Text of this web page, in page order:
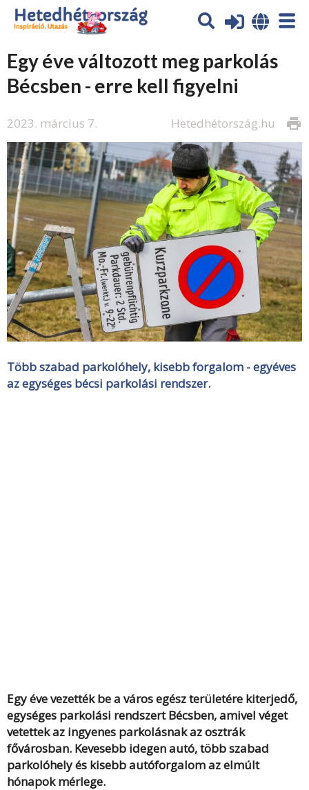
Egy éve változott meg parkolás
Bécsben - erre kell figyelni
2023. március 7. print
Hetedhétország.hu
Több szabad parkolóhely, kisebb forgalom - egyéves
az egységes bécsi parkolási rendszer.
Egy éve vezették be a város egész területére kiterjedő,
egységes parkolási rendszert Bécsben, amivel véget
vetettek az ingyenes parkolásnak az osztrák
fővárosban. Kevesebb idegen autó, több szabad
parkolóhely és kisebb autóforgalom az elmúlt
hónapok mérlege.